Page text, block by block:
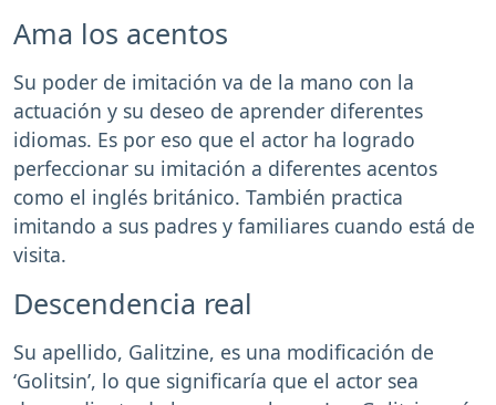
Ama los acentos
Su poder de imitación va de la mano con la
actuación y su deseo de aprender diferentes
idiomas. Es por eso que el actor ha logrado
perfeccionar su imitación a diferentes acentos
como el inglés británico. También practica
imitando a sus padres y familiares cuando está de
visita.
Descendencia real
Su apellido, Galitzine, es una modificación de
‘Golitsin’, lo que significaría que el actor sea